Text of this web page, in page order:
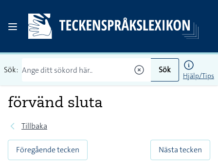
Sök: Sök
Hjälp/Tips
förvänd sluta
Tillbaka
Föregående tecken
Nästa tecken